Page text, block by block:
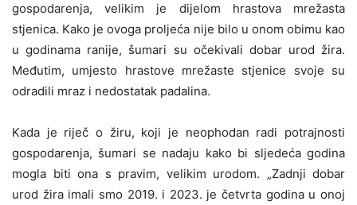
gospodarenja, velikim je dijelom hrastova mrežasta
stjenica. Kako je ovoga proljeća nije bilo u onom obimu kao
u godinama ranije, šumari su očekivali dobar urod žira.
Međutim, umjesto hrastove mrežaste stjenice svoje su
odradili mraz i nedostatak padalina.
Kada je riječ o žiru, koji je neophodan radi potrajnosti
gospodarenja, šumari se nadaju kako bi sljedeća godina
mogla biti ona s pravim, velikim urodom. „Zadnji dobar
urod žira imali smo 2019. i 2023. je četvrta godina u onoj